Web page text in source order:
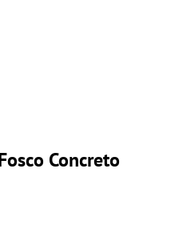
Concreto